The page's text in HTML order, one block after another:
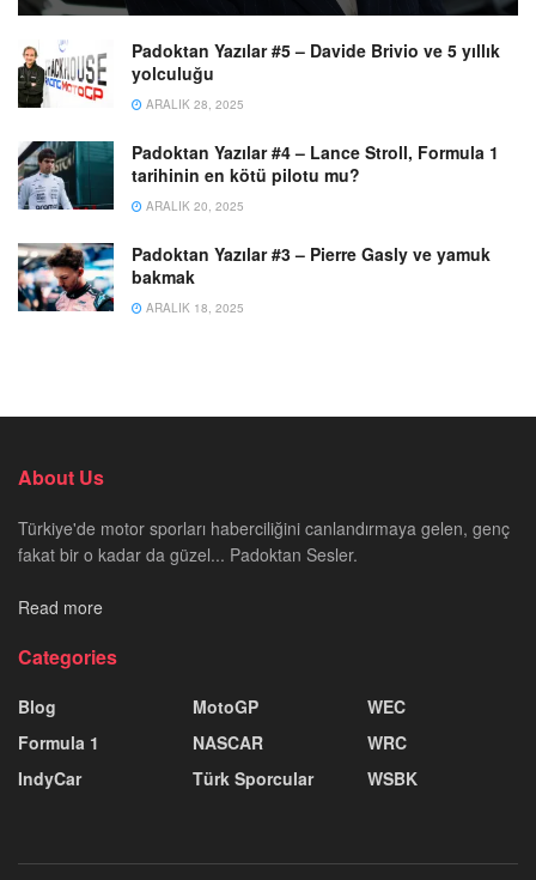
Padoktan Yazılar #5 – Davide Brivio ve 5 yıllık
yolculuğu
ARALIK 28, 2025
Padoktan Yazılar #4 – Lance Stroll, Formula 1
tarihinin en kötü pilotu mu?
ARALIK 20, 2025
Padoktan Yazılar #3 – Pierre Gasly ve yamuk
bakmak
ARALIK 18, 2025
About Us
Türkiye'de motor sporları haberciliğini canlandırmaya gelen, genç
fakat bir o kadar da güzel... Padoktan Sesler.
Read more
Categories
Blog
Formula 1
IndyCar
MotoGP
NASCAR
Türk Sporcular
WEC
WRC
WSBK